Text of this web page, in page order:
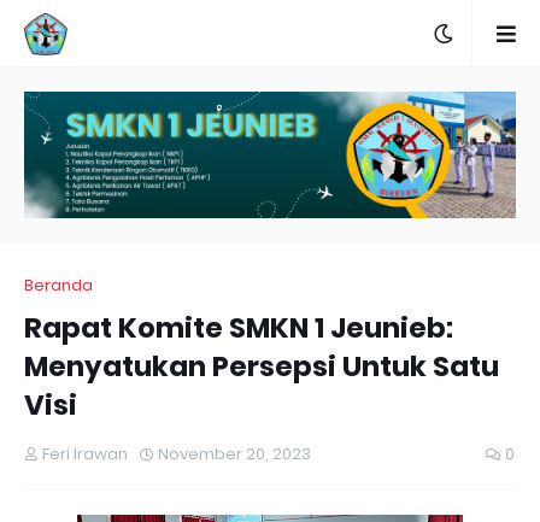
Beranda
Rapat Komite SMKN 1 Jeunieb:
Menyatukan Persepsi Untuk Satu
Visi
Feri Irawan November 20, 2023 0